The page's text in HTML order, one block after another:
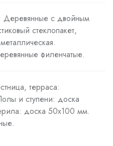
Деревянные с двойным
стеклопакет,
филенчатые.
терраса:
и ступени: доска
доска 50х100 мм.